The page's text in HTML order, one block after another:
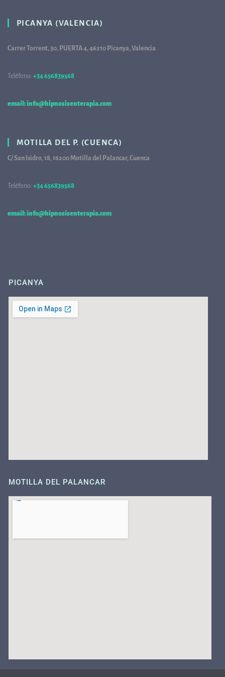
PICANYA (VALENCIA)
Carrer Torrent, 30, PUERTA 4, 46210 Picanya, Valencia
Teléfono: +34 656839568
email: info@hipnosisenterapia.com
MOTILLA DEL P. (CUENCA)
C/ San Isidro, 18, 16200 Motilla del Palancar, Cuenca
Teléfono: +34 656839568
email: info@hipnosisenterapia.com
PICANYA
MOTILLA DEL PALANCAR